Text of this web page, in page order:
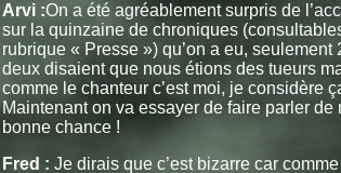
Arvi :On a été agréablement surpris de
sur la quinzaine de chroniques
rubrique « Presse ») qu’on a eu,
deux disaient que nous étions des tueurs
comme le chanteur c’est moi, je considère
Maintenant on va essayer de faire parler
bonne chance !
Fred : Je dirais que c’est bizarre car